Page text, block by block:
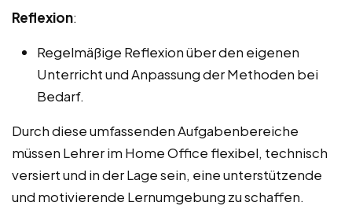
Reflexion:
Regelmäßige Reflexion über den eigenen
Unterricht und Anpassung der Methoden bei
Bedarf.
Durch diese umfassenden Aufgabenbereiche
müssen Lehrer im Home Office flexibel, technisch
versiert und in der Lage sein, eine unterstützende
und motivierende Lernumgebung zu schaffen.